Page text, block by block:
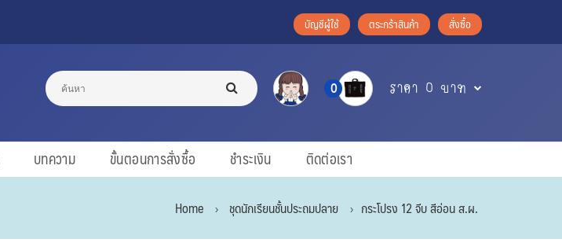
บัญชีผู้ใช้ ตระกร้าสินค้า สั่งซื้อ
0 ราคา 0 บาท
บทความ ขั้นตอนการสั่งซื้อ ชำระเงิน ติดต่อเรา
Home ชุดนักเรียนชั้นประถมปลาย กระโปรง 12 จีบ สีอ่อน ส.ผ.